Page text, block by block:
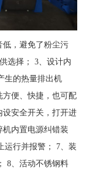
低，避免了粉尘污
选择； 3、设计内
生的热量排出机
便、快捷，也可配
安全开关，打开进
内置电源纠错装
运行并报警； 7、装
8、活动不锈钢料